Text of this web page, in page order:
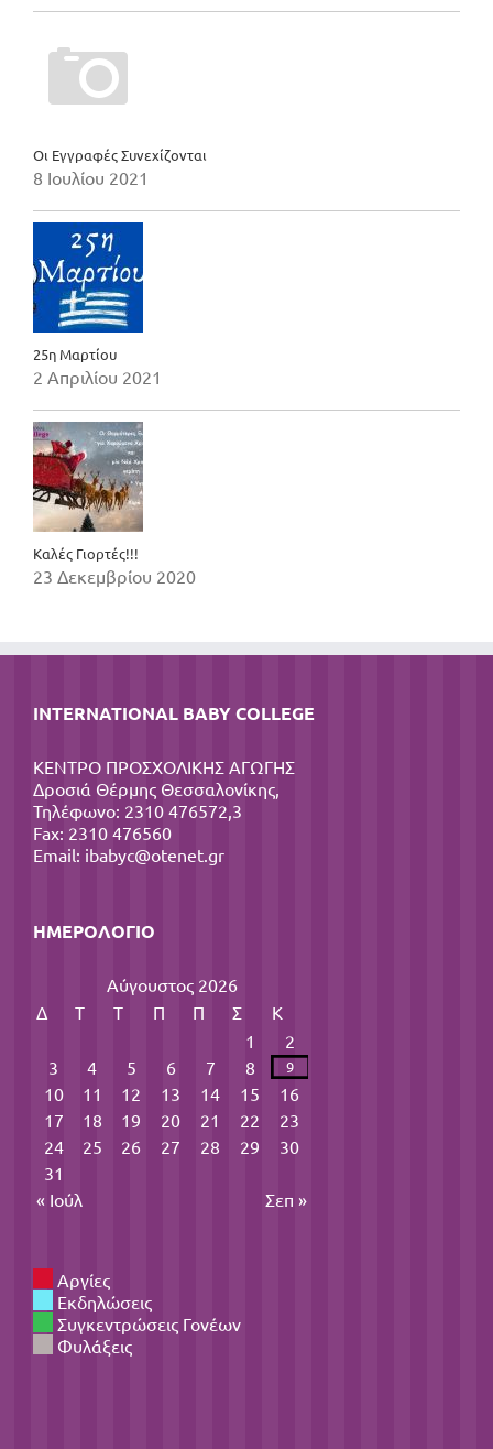
Οι Εγγραφές Συνεχίζονται
8 Ιουλίου 2021
25η Μαρτίου
2 Απριλίου 2021
Καλές Γιορτές!!!
23 Δεκεμβρίου 2020
INTERNATIONAL BABY COLLEGE
ΚΕΝΤΡΟ ΠΡΟΣΧΟΛΙΚΗΣ ΑΓΩΓΗΣ
Δροσιά Θέρμης Θεσσαλονίκης,
Τηλέφωνο: 2310 476572,3
Fax: 2310 476560
Email: ibabyc@otenet.gr
ΗΜΕΡΟΛΌΓΙΟ
Αύγουστος 2026
Δ
Τ Τ Π Π Σ
Κ
1
2
3
4 5 6 7 8 9
10 11 12 13 14 15
16
17
18 19 20 21 22
23
24
25 26 27 28 29
30
31
« Ιούλ
Σεπ »
Αργίες
Εκδηλώσεις
Συγκεντρώσεις Γονέων
Φυλάξεις